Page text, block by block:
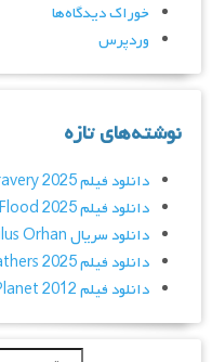
خوراک دیدگاه‌ها
وردپرس
نوشته‌های تازه
دانلود فیلم A Time for Bravery 2025
دانلود فیلم The Great Flood 2025
دانلود سریال Kurulus Orhan
دانلود فیلم The Thing with Feathers 2025
دانلود فیلم Adventure Planet 2012